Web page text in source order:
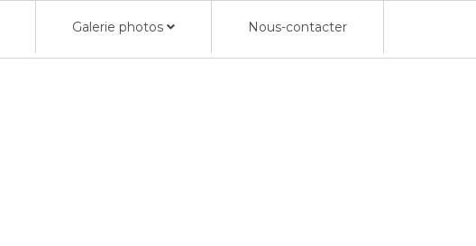
Galerie photos Nous-contacter